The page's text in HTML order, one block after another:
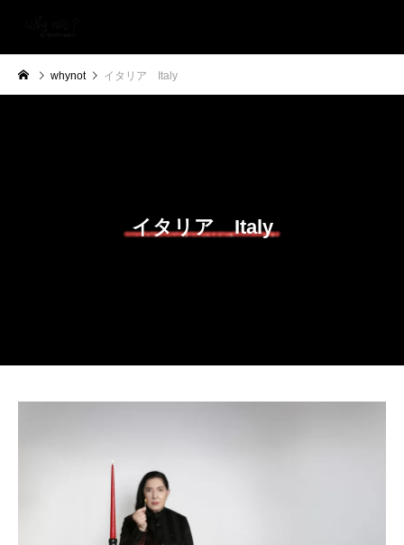
whynot イタリア Italy
イタリア Italy